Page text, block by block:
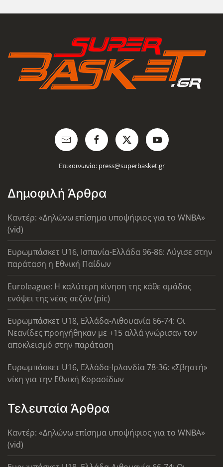
Επικοινωνία: press@superbasket.gr
Δημοφιλή Άρθρα
Καντέρ: «Δηλώνω επίσημα υποψήφιος για το WNBA»
(vid)
Ευρωμπάσκετ U16, Ισπανία-Ελλάδα 96-86: Λύγισε στην
παράταση η Εθνική Παίδων
Euroleague: Η καλύτερη κίνηση της κάθε ομάδας
ενόψει της νέας σεζόν (pic)
Ευρωμπάσκετ U18, Ελλάδα-Λιθουανία 66-74: Οι
Νεανίδες προηγήθηκαν με +15 αλλά γνώρισαν τον
αποκλεισμό στην παράταση
Ευρωμπάσκετ U16, Ελλάδα-Ιρλανδία 78-36: «Σβηστή»
νίκη για την Εθνική Κορασίδων
Τελευταία Άρθρα
Καντέρ: «Δηλώνω επίσημα υποψήφιος για το WNBA»
(vid)